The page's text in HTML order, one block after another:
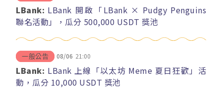
LBank: LBank 開啟「LBank × Pudgy Penguins
聯名活動」，瓜分 500,000 USDT 獎池
一般公告 08/06 21:00
LBank: LBank 上線「以太坊 Meme 夏日狂歡」活
動，瓜分 10,000 USDT 獎池